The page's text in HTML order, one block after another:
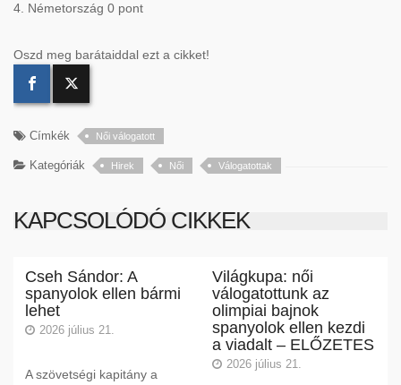
4. Németország 0 pont
Oszd meg barátaiddal ezt a cikket!
Címkék Női válogatott
Kategóriák Hirek Női Válogatottak
KAPCSOLÓDÓ CIKKEK
Cseh Sándor: A
spanyolok ellen bármi
lehet
2026 július 21.
A szövetségi kapitány a
Világkupa: női
válogatottunk az
olimpiai bajnok
spanyolok ellen kezdi
a viadalt – ELŐZETES
2026 július 21.